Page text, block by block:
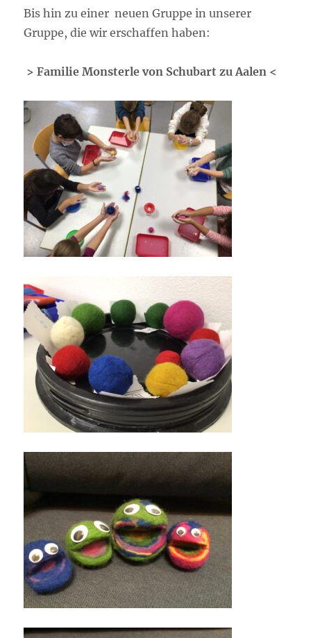
Bis hin zu einer neuen Gruppe in unserer
Gruppe, die wir erschaffen haben:
> Familie Monsterle von Schubart zu Aalen <